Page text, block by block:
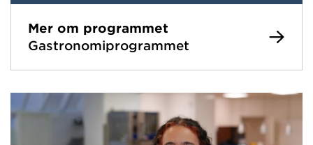
Mer om programmet
Gastronomiprogrammet